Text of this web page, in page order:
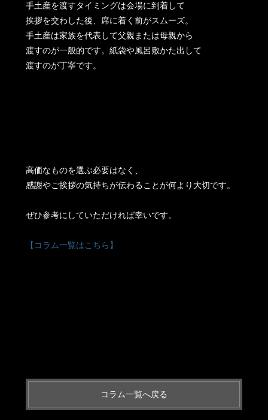
手土産を渡すタイミングは会場に到着して
挨拶を交わした後、席に着く前がスムーズ。
手土産は家族を代表して父親または母親から
渡すのが一般的です。紙袋や風呂敷かた出して
渡すのが丁寧です。
高価なものを選ぶ必要はなく、
感謝やご挨拶の気持ちが伝わることが何より大切です。
ぜひ参考にしていただければ幸いです。
【コラム一覧はこちら】
コラム一覧へ戻る